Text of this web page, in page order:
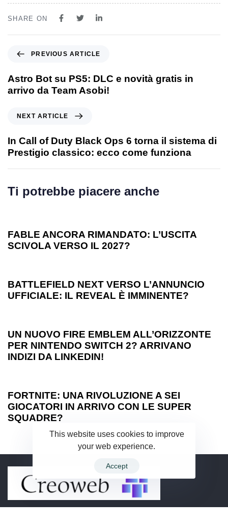
SHARE ON
PREVIOUS ARTICLE
Astro Bot su PS5: DLC e novità gratis in
arrivo da Team Asobi!
NEXT ARTICLE
In Call of Duty Black Ops 6 torna il sistema di
Prestigio classico: ecco come funziona
Ti potrebbe piacere anche
FABLE ANCORA RIMANDATO: L’USCITA
SCIVOLA VERSO IL 2027?
BATTLEFIELD NEXT VERSO L’ANNUNCIO
UFFICIALE: IL REVEAL È IMMINENTE?
UN NUOVO FIRE EMBLEM ALL’ORIZZONTE
PER NINTENDO SWITCH 2? ARRIVANO
INDIZI DA LINKEDIN!
FORTNITE: UNA RIVOLUZIONE A SEI
GIOCATORI IN ARRIVO CON LE SUPER
SQUADRE?
This website uses cookies to improve
your web experience.
Accept